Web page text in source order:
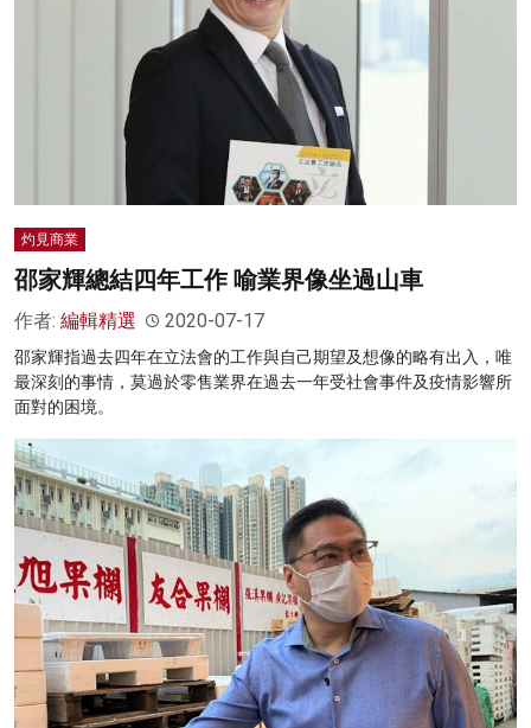
灼見商業
邵家輝總結四年工作 喻業界像坐過山車
作者: 編輯精選 2020-07-17
邵家輝指過去四年在立法會的工作與自己期望及想像的略有出入，唯
最深刻的事情，莫過於零售業界在過去一年受社會事件及疫情影響所
面對的困境。